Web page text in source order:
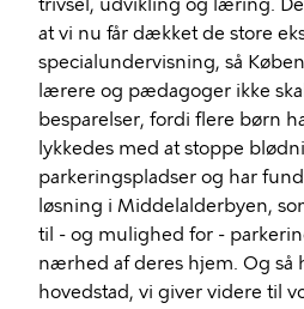
trivsel, udvikling og læring.
at vi nu får dækket de store
specialundervisning, så
lærere og pædagoger ikke
besparelser, fordi flere børn
lykkedes med at stoppe
parkeringspladser og har
løsning i Middelalderbyen,
til - og mulighed for -
nærhed af deres hjem. Og så
hovedstad, vi giver videre til